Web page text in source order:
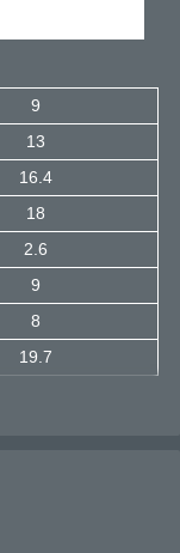
9
13
16.4
18
2.6
9
8
19.7